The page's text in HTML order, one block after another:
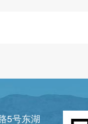
5号东湖